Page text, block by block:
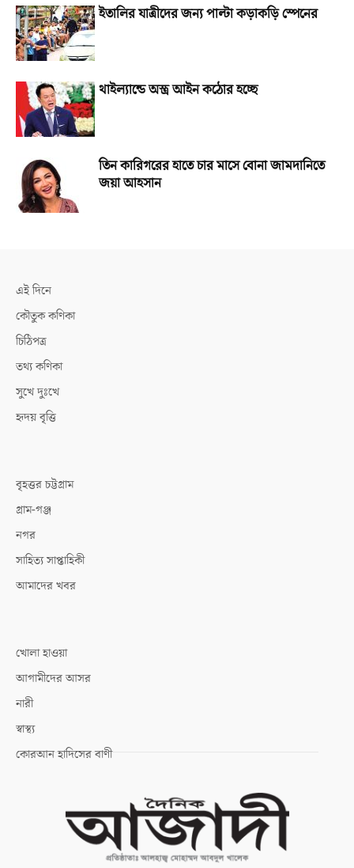
ইতালির যাত্রীদের জন্য পাল্টা কড়াকড়ি স্পেনের
থাইল্যান্ডে অস্ত্র আইন কঠোর হচ্ছে
তিন কারিগরের হাতে চার মাসে বোনা জামদানিতে
জয়া আহসান
এই দিনে
কৌতুক কণিকা
চিঠিপত্র
তথ্য কণিকা
সুখে দুঃখে
হৃদয় বৃত্তি
বৃহত্তর চট্টগ্রাম
গ্রাম-গঞ্জ
নগর
সাহিত্য সাপ্তাহিকী
আমাদের খবর
খোলা হাওয়া
আগামীদের আসর
নারী
স্বাস্থ্য
কোরআন হাদিসের বাণী